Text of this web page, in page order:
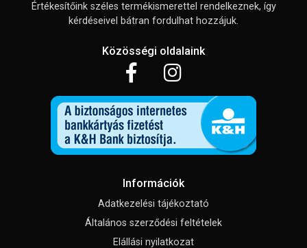
Értékesítőink széles termékismerettel rendelkeznek, így
kérdéseivel bátran fordulhat hozzájuk.
Közösségi oldalaink
Információk
Adatkezelési tájékoztató
Általános szerződési feltételek
Elállási nyilatkozat